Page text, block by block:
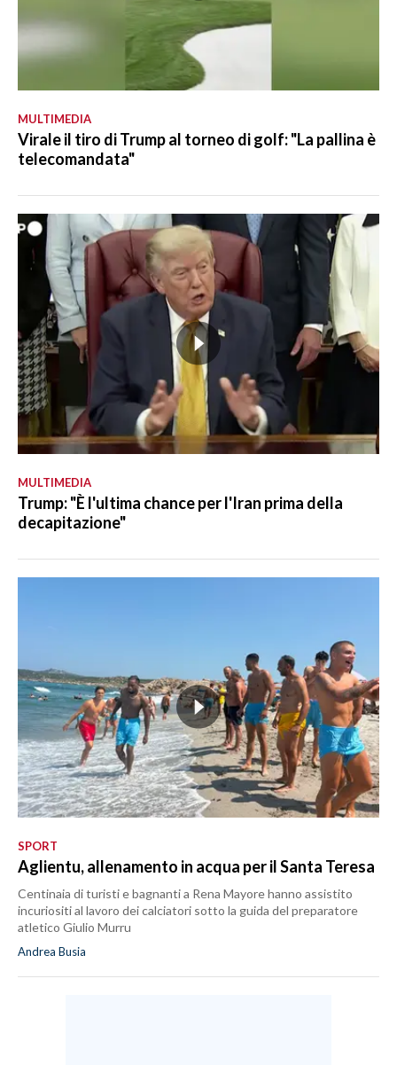
MULTIMEDIA
Virale il tiro di Trump al torneo di golf: "La pallina è
telecomandata"
MULTIMEDIA
Trump: "È l'ultima chance per l'Iran prima della
decapitazione"
SPORT
Aglientu, allenamento in acqua per il Santa Teresa
Centinaia di turisti e bagnanti a Rena Mayore hanno assistito
incuriositi al lavoro dei calciatori sotto la guida del preparatore
atletico Giulio Murru
Andrea Busia